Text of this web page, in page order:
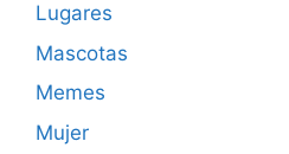
Lugares
Mascotas
Memes
Mujer